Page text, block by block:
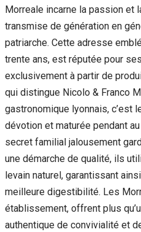
Morreale incarne la passion et
transmise de génération en
patriarche. Cette adresse
trente ans, est réputée pour
exclusivement à partir de
qui distingue Nicolo & Franco
gastronomique lyonnais, c’est
dévotion et maturée pendant
secret familial jalousement
une démarche de qualité, ils
levain naturel, garantissant
meilleure digestibilité. Les
établissement, offrent plus
authentique de convivialité et